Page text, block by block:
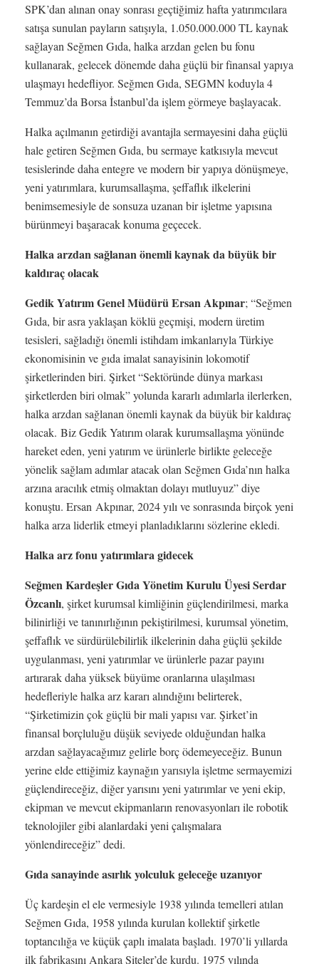
SPK’dan alınan onay sonrası geçtiğimiz hafta yatırımcılara
satışa sunulan payların satışıyla, 1.050.000.000 TL kaynak
sağlayan Seğmen Gıda, halka arzdan gelen bu fonu
kullanarak, gelecek dönemde daha güçlü bir finansal yapıya
ulaşmayı hedefliyor. Seğmen Gıda, SEGMN koduyla 4
Temmuz’da Borsa İstanbul’da işlem görmeye başlayacak.
Halka açılmanın getirdiği avantajla sermayesini daha güçlü
hale getiren Seğmen Gıda, bu sermaye katkısıyla mevcut
tesislerinde daha entegre ve modern bir yapıya dönüşmeye,
yeni yatırımlara, kurumsallaşma, şeffaflık ilkelerini
benimsemesiyle de sonsuza uzanan bir işletme yapısına
bürünmeyi başaracak konuma geçecek.
Halka arzdan sağlanan önemli kaynak da büyük bir
kaldıraç olacak
Gedik Yatırım Genel Müdürü Ersan Akpınar; “Seğmen
Gıda, bir asra yaklaşan köklü geçmişi, modern üretim
tesisleri, sağladığı önemli istihdam imkanlarıyla Türkiye
ekonomisinin ve gıda imalat sanayisinin lokomotif
şirketlerinden biri. Şirket “Sektöründe dünya markası
şirketlerden biri olmak” yolunda kararlı adımlarla ilerlerken,
halka arzdan sağlanan önemli kaynak da büyük bir kaldıraç
olacak. Biz Gedik Yatırım olarak kurumsallaşma yönünde
hareket eden, yeni yatırım ve ürünlerle birlikte geleceğe
yönelik sağlam adımlar atacak olan Seğmen Gıda’nın halka
arzına aracılık etmiş olmaktan dolayı mutluyuz” diye
konuştu. Ersan Akpınar, 2024 yılı ve sonrasında birçok yeni
halka arza liderlik etmeyi planladıklarını sözlerine ekledi.
Halka arz fonu yatırımlara gidecek
Seğmen Kardeşler Gıda Yönetim Kurulu Üyesi Serdar
Özcanlı, şirket kurumsal kimliğinin güçlendirilmesi, marka
bilinirliği ve tanınırlığının pekiştirilmesi, kurumsal yönetim,
şeffaflık ve sürdürülebilirlik ilkelerinin daha güçlü şekilde
uygulanması, yeni yatırımlar ve ürünlerle pazar payını
artırarak daha yüksek büyüme oranlarına ulaşılması
hedefleriyle halka arz kararı alındığını belirterek,
“Şirketimizin çok güçlü bir mali yapısı var. Şirket’in
finansal borçluluğu düşük seviyede olduğundan halka
arzdan sağlayacağımız gelirle borç ödemeyeceğiz. Bunun
yerine elde ettiğimiz kaynağın yarısıyla işletme sermayemizi
güçlendireceğiz, diğer yarısını yeni yatırımlar ve yeni ekip,
ekipman ve mevcut ekipmanların renovasyonları ile robotik
teknolojiler gibi alanlardaki yeni çalışmalara
yönlendireceğiz” dedi.
Gıda sanayinde asırlık yolculuk geleceğe uzanıyor
Üç kardeşin el ele vermesiyle 1938 yılında temelleri atılan
Seğmen Gıda, 1958 yılında kurulan kollektif şirketle
toptancılığa ve küçük çaplı imalata başladı. 1970’li yıllarda
ilk fabrikasını Ankara Siteler’de kurdu. 1975 yılında